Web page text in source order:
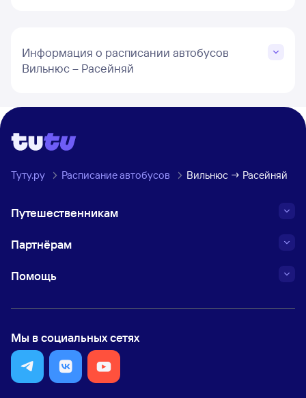
Информация о расписании автобусов
Вильнюс – Расейняй
Туту.ру Расписание автобусов Вильнюс → Расейняй
Путешественникам
Партнёрам
Помощь
Мы в социальных сетях